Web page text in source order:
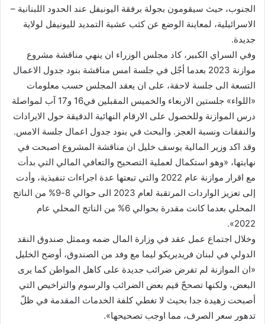
الجنوب، حيث سيقومون بجولة برفقة اليونيفل عند الحدود اللبنانية –
الاسرائيلية، لمعاينة الوضع عن كثب عشية التمديد لليونيفل لولاية
جديدة.
وفي السراي الكبير، كاد مجلس الوزراء ان ينهي مناقشة مشروع
موازنة 2023 بعدما أجّل في جلسة امس مناقشة بنود جدول الاعمال
التسعة الى جلسة لاحقة، على ان يعقد المجلس حسب معلومات
«اللواء» جلستين الاربعاء والخميس المقبلين في16 و17 آب لمواصلة
درس الموازنة وللحصول على الارقام النهائية الدقيقة حول الايرادات
والنفقات ونسبة العجز. والبحث في بنود جدول اعمال جلسة الامس.
وقد اكد وزير المالية يوسف خليل ان مناقشة المشروع اصبحت في
نهايتها، «وهو استكمال لعملية التصحيح والتعافي المالي التي بدأت
مع اقرار موازنة عام 2022 والتي تبعتها عدة اجراءات تنفيذية، وأدت
إلى تعزيز الواردات المرتقبة لعام 2023 الى حوالي 8-9% من الناتج
المحلي بعدما كانت مقدرة بحوالي 6% من الناتج المحلي عام
2022».
وخلال اجتماع عمل عقد في وزارة المال ضمه وممثل صندوق النقد
الدولي في لبنان فريديريكو ليما مع وفد من الصندوق، أوضح الخليل
«ان الموازنة لم تفرض ضرائب جديدة على كاهل المواطن كما يرى
البعض، ولكنها تصححّ قيم بعض الضرائب والرسوم والتراخيص التي
أصبحت زهيدة جدا بحيث لا تغطي كلفة الخدمات المقدمة في ظلّ
تدهور سعر الصرف، مما اوجب تصحيحها».